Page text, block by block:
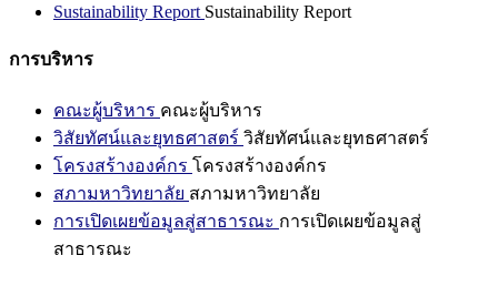
Sustainability Report Sustainability Report
การบริหาร
คณะผู้บริหาร คณะผู้บริหาร
วิสัยทัศน์และยุทธศาสตร์ วิสัยทัศน์และยุทธศาสตร์
โครงสร้างองค์กร โครงสร้างองค์กร
สภามหาวิทยาลัย สภามหาวิทยาลัย
การเปิดเผยข้อมูลสู่สาธารณะ การเปิดเผยข้อมูลสู่
สาธารณะ